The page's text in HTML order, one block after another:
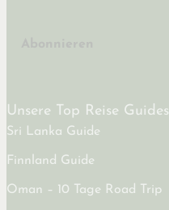
Unsere Top Reise Guides
Sri Lanka Guide
Finnland Guide
Oman – 10 Tage Road Trip